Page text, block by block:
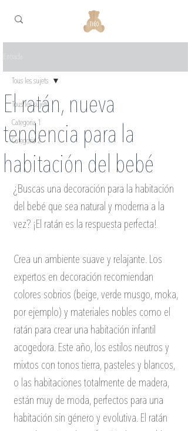
Tous les sujets
Categoria 1
Categoria 2
Tous les sujets
El ratán, nueva
tendencia para la
habitación del bebé
¿Buscas una decoración para la habitación
del bebé que sea natural y moderna a la
vez? ¡El ratán es la respuesta perfecta!
Crea un ambiente suave y relajante. Los
expertos en decoración recomiendan
colores sobrios (beige, verde musgo, moka,
por ejemplo) y materiales nobles como el
ratán para crear una habitación infantil
acogedora. Este año, los estilos neutros y
mixtos con tonos tierra, pasteles y blancos,
o las habitaciones totalmente de madera,
están muy de moda, perfectos para una
habitación sin género y evolutiva. El ratán